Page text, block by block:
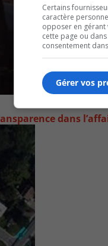
dans
Certains
caractère
opposer en gérant
cette page ou
consentement
Gérer vos